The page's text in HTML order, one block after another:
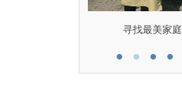
寻找最美家庭